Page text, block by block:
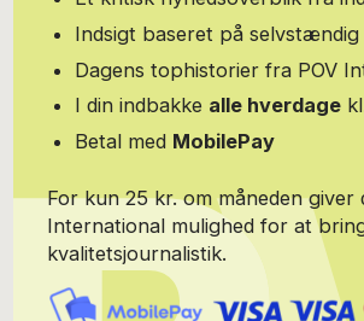
Indsigt baseret på
Dagens tophistorier fra POV
I din indbakke alle hverdage
Betal med MobilePay
For kun 25 kr. om måneden giver
International mulighed for at
kvalitetsjournalistik.